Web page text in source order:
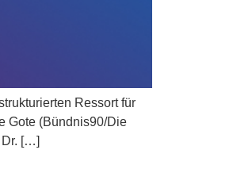
Ressort für
Gote (Bündnis90/Die
Dr. […]